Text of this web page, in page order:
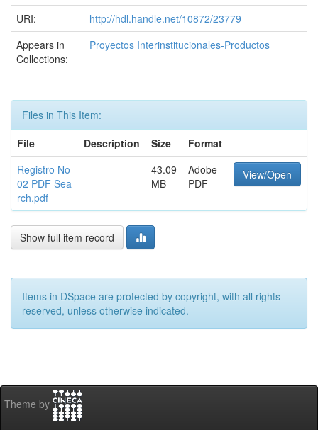
URI:
http://hdl.handle.net/10872/23779
Appears in
Collections:
Proyectos Interinstitucionales-Productos
Files in This Item:
File
Description Size
Format
Registro No
02 PDF Sea
rch.pdf
43.09
MB
Adobe
PDF
View/Open
Show full item record
Items in DSpace are protected by copyright, with all rights
reserved, unless otherwise indicated.
Theme by